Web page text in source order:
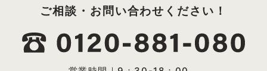
ご相談・お問い合わせください！